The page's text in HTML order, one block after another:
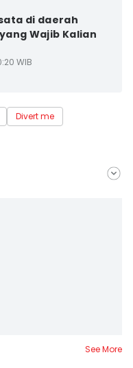
di daerah
Wajib Kalian
WIB
Divert me
See More